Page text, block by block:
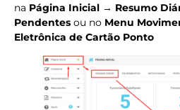
na Página Inicial → Resumo
Pendentes ou no Menu
Eletrônica de Cartão Ponto